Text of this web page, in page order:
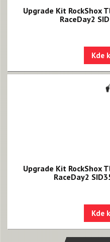
Upgrade Kit RockShox
RaceDay2
Kde
Upgrade Kit RockShox
RaceDay2
Kde